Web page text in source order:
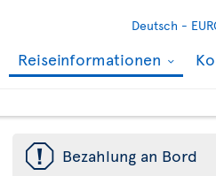
Deutsch -
Reiseinformationen
ü Bezahlung an Bord